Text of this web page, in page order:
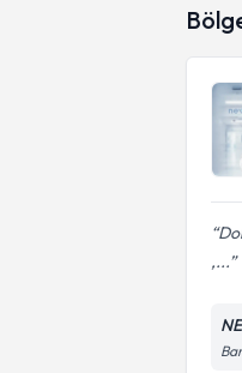
,...